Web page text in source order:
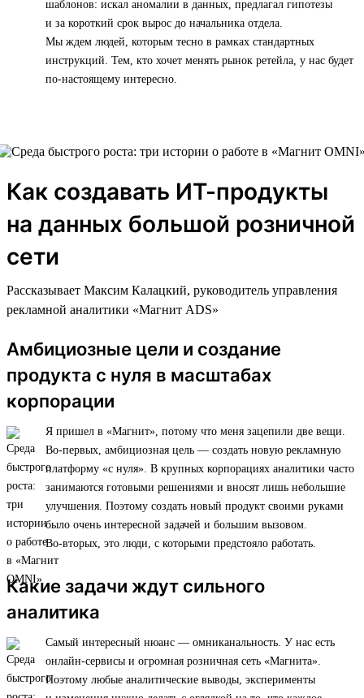
шаблонов: искал аномалии в данных, предлагал гипотезы
и за короткий срок вырос до начальника отдела.
Мы ждем людей, которым тесно в рамках стандартных
инструкций. Тем, кто хочет менять рынок ретейла, у нас будет
по-настоящему интересно.
Как создавать ИТ-продукты
на данных большой розничной
сети
Рассказывает Максим Калацкий, руководитель управления
рекламной аналитики «Магнит ADS»
Амбициозные цели и создание
продукта с нуля в масштабах
корпорации
Я пришел в «Магнит», потому что меня зацепили две вещи.
Во-первых, амбициозная цель — создать новую рекламную
платформу «с нуля». В крупных корпорациях аналитики часто
занимаются готовыми решениями и вносят лишь небольшие
улучшения. Поэтому создать новый продукт своими руками
было очень интересной задачей и большим вызовом.
Во-вторых, это люди, с которыми предстояло работать.
Какие задачи ждут сильного
аналитика
Самый интересный нюанс — омниканальность. У нас есть
онлайн-сервисы и огромная розничная сеть «Магнита».
Поэтому любые аналитические выводы, эксперименты